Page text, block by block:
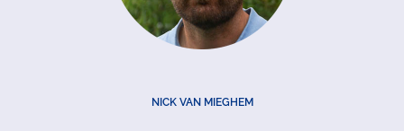
NICK VAN MIEGHEM